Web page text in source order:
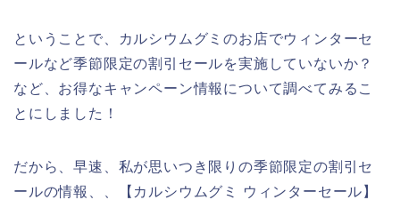
ということで、カルシウムグミのお店でウィンターセ
ールなど季節限定の割引セールを実施していないか？
など、お得なキャンペーン情報について調べてみるこ
とにしました！
だから、早速、私が思いつき限りの季節限定の割引セ
ールの情報、、【カルシウムグミ ウィンターセール】